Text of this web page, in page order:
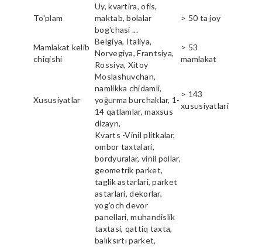
To'plam
Uy, kvartira, ofis,
maktab, bolalar
bog'chasi ...
> 50 ta joy
Mamlakat kelib
chiqishi
Belgiya, Italiya,
Norvegiya, Frantsiya,
Rossiya, Xitoy
> 53
mamlakat
Xususiyatlar
Moslashuvchan,
namlikka chidamli,
yoğurma burchaklar, 1-
14 qatlamlar, maxsus
dizayn,
> 143
xususiyatlari
Kvarts -Vinil plitkalar,
ombor taxtalari,
bordyuralar, vinil pollar,
geometrik parket,
taglik astarlari, parket
astarlari, dekorlar,
yog'och devor
panellari, muhandislik
taxtasi, qattiq taxta,
balıksırtı parket,